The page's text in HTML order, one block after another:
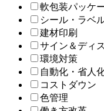
軟包装パッケ
シール・ラベ
建材印刷
サイン＆ディ
環境対策
自動化・省人
コストダウン
色管理